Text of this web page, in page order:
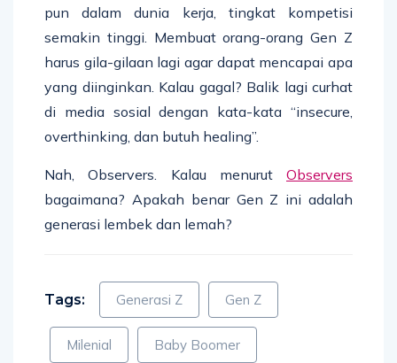
pun dalam dunia kerja, tingkat kompetisi
semakin tinggi. Membuat orang-orang Gen Z
harus gila-gilaan lagi agar dapat mencapai apa
yang diinginkan. Kalau gagal? Balik lagi curhat
di media sosial dengan kata-kata “insecure,
overthinking, dan butuh healing”.
Nah, Observers. Kalau menurut Observers
bagaimana? Apakah benar Gen Z ini adalah
generasi lembek dan lemah?
Tags: Generasi Z Gen Z
Milenial Baby Boomer